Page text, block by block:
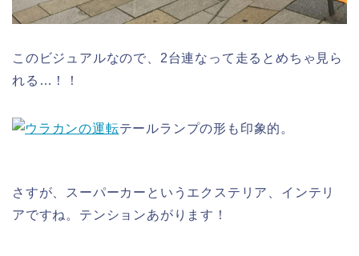
このビジュアルなので、2台連なって走るとめちゃ見ら
れる…！！
テールランプの形も印象的。
さすが、スーパーカーというエクステリア、インテリ
アですね。テンションあがります！